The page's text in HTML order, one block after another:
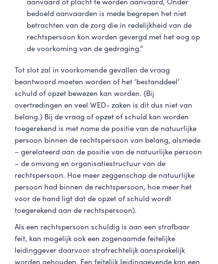
bedoeld aanvaarden is mede begrepen het niet
betrachten van de zorg die in redelijkheid van de
rechtspersoon kon worden gevergd met het oog op
de voorkoming van de gedraging.”
Tot slot zal in voorkomende gevallen de vraag
beantwoord moeten worden of het ‘bestanddeel’
schuld of opzet bewezen kan worden. (Bij
overtredingen en veel WED- zaken is dit dus niet van
belang.) Bij de vraag of opzet of schuld kan worden
toegerekend is met name de positie van de natuurlijke
persoon binnen de rechtspersoon van belang, alsmede
– gerelateerd aan de positie van de natuurlijke persoon
– de omvang en organisatiestructuur van de
rechtspersoon. Hoe meer zeggenschap de natuurlijke
persoon had binnen de rechtspersoon, hoe meer het
voor de hand ligt dat de opzet of schuld wordt
toegerekend aan de rechtspersoon).
Als een rechtspersoon schuldig is aan een strafbaar
feit, kan mogelijk ook een zogenaamde feitelijke
leidinggever daarvoor strafrechtelijk aansprakelijk
worden gehouden. Een feitelijk leidinggevende kan een